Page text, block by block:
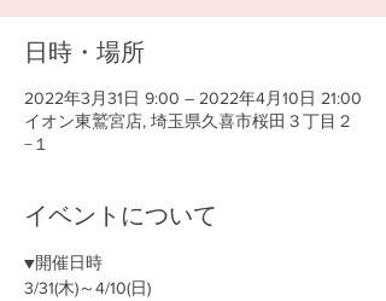
日時・場所
2022年3月31日 9:00 – 2022年4月10日 21:00
イオン東鷲宮店, 埼玉県久喜市桜田３丁目２
−１
イベントについて
▼開催日時
3/31(木)～4/10(日)